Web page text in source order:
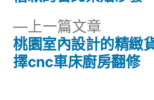
導
覽
上一篇文章
一
篇
桃園室內設計的精緻
擇cnc車床廚房翻修